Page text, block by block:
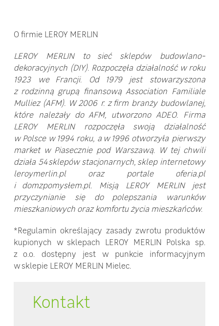
O firmie LEROY MERLIN
LEROY MERLIN to sieć sklepów budowlano-
dekoracyjnych (DIY). Rozpoczęła działalność w roku
1923 we Francji. Od 1979 jest stowarzyszona
z rodzinną grupą finansową Association Familiale
Mulliez (AFM). W 2006 r. z firm branży budowlanej,
które należały do AFM, utworzono ADEO. Firma
LEROY MERLIN rozpoczęła swoją działalność
w Polsce w 1994 roku, a w 1996 otworzyła pierwszy
market w Piasecznie pod Warszawą. W tej chwili
działa 54 sklepów stacjonarnych, sklep internetowy
leroymerlin.pl oraz portale oferia.pl
i domzpomysłem.pl. Misją LEROY MERLIN jest
przyczynianie się do polepszania warunków
mieszkaniowych oraz komfortu życia mieszkańców.
*Regulamin określający zasady zwrotu produktów
kupionych w sklepach LEROY MERLIN Polska sp.
z o.o. dostępny jest w punkcie informacyjnym
w sklepie LEROY MERLIN Mielec.
Kontakt